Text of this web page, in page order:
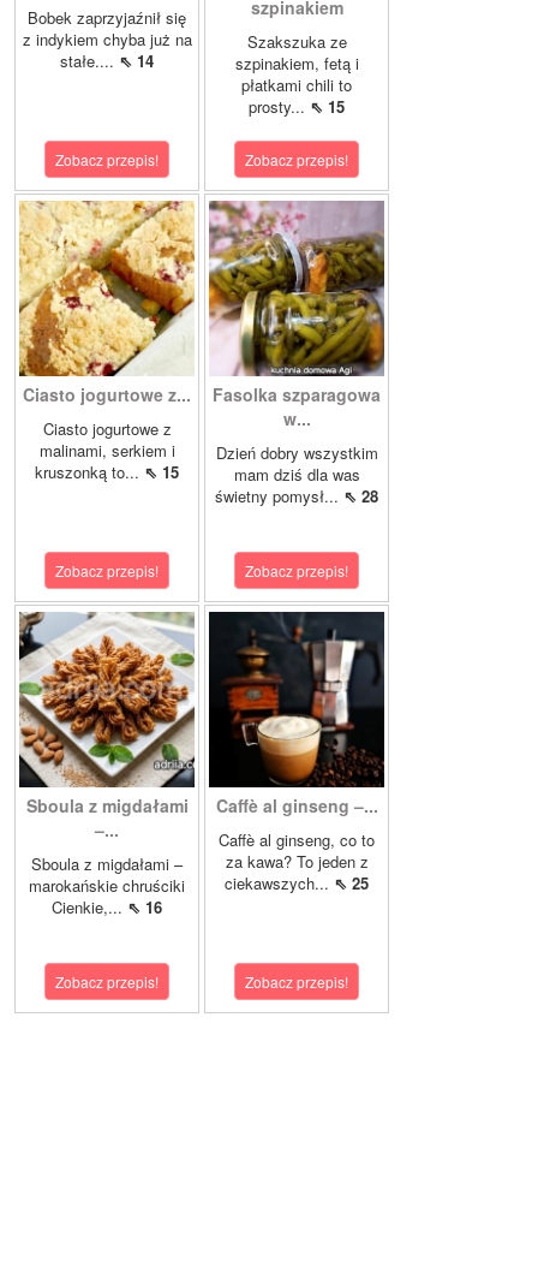
Bobek zaprzyjaźnił się
z indykiem chyba już na
stałe.... ⇖ 14
Zobacz przepis!
szpinakiem
Szakszuka ze
szpinakiem, fetą i
płatkami chili to
prosty... ⇖ 15
Zobacz przepis!
Ciasto jogurtowe z...
Ciasto jogurtowe z
malinami, serkiem i
kruszonką to... ⇖ 15
Zobacz przepis!
Fasolka szparagowa
w...
Dzień dobry wszystkim
mam dziś dla was
świetny pomysł... ⇖ 28
Zobacz przepis!
Sboula z migdałami
–...
Sboula z migdałami –
marokańskie chruściki
Cienkie,... ⇖ 16
Zobacz przepis!
Caffè al ginseng –...
Caffè al ginseng, co to
za kawa? To jeden z
ciekawszych... ⇖ 25
Zobacz przepis!